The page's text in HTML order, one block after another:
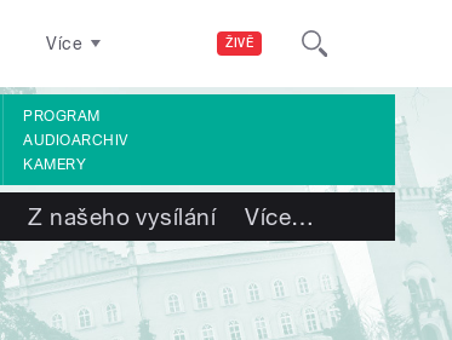
ŽIVĚ
Více
PROGRAM
AUDIOARCHIV
KAMERY
Z našeho vysílání Více…